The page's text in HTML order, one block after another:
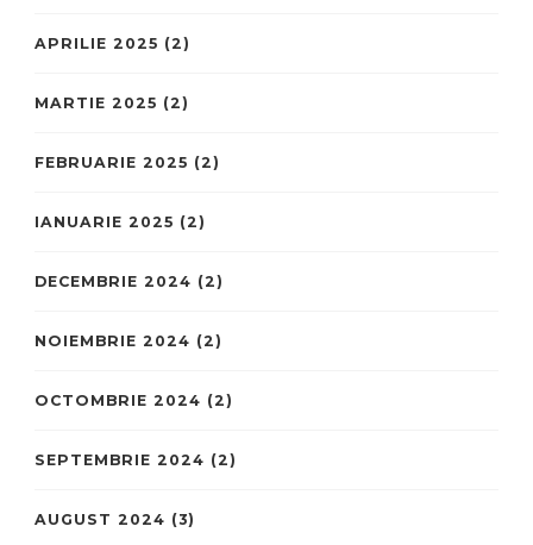
APRILIE 2025 (2)
MARTIE 2025 (2)
FEBRUARIE 2025 (2)
IANUARIE 2025 (2)
DECEMBRIE 2024 (2)
NOIEMBRIE 2024 (2)
OCTOMBRIE 2024 (2)
SEPTEMBRIE 2024 (2)
AUGUST 2024 (3)